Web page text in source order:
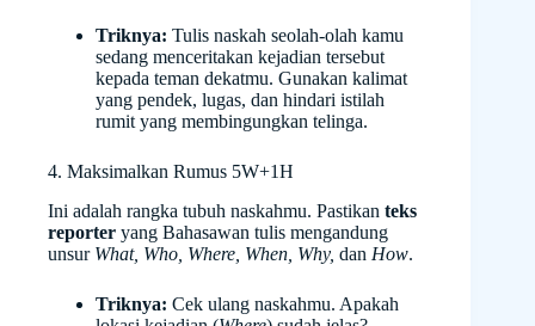
Triknya: Tulis naskah seolah-olah kamu
sedang menceritakan kejadian tersebut
kepada teman dekatmu. Gunakan kalimat
yang pendek, lugas, dan hindari istilah
rumit yang membingungkan telinga.
4. Maksimalkan Rumus 5W+1H
Ini adalah rangka tubuh naskahmu. Pastikan teks
reporter yang Bahasawan tulis mengandung
unsur What, Who, Where, When, Why, dan How.
Triknya: Cek ulang naskahmu. Apakah